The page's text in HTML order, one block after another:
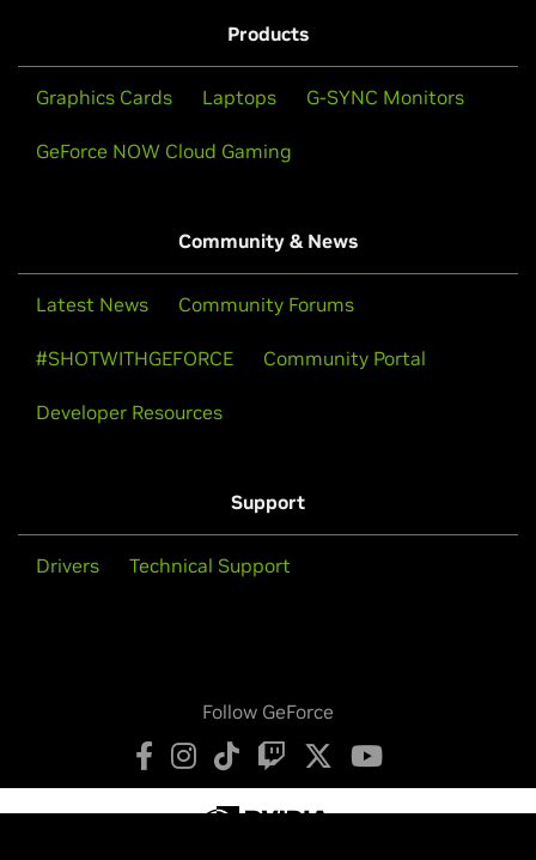
Products
Graphics Cards Laptops G-SYNC Monitors
GeForce NOW Cloud Gaming
Community & News
Latest News Community Forums
#SHOTWITHGEFORCE Community Portal
Developer Resources
Support
Drivers Technical Support
Follow GeForce